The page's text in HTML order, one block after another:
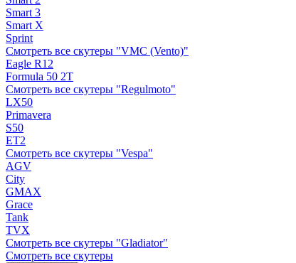
Smart 3
Smart X
Sprint
Смотреть все скутеры "VMC (Vento)"
Eagle R12
Formula 50 2Т
Смотреть все скутеры "Regulmoto"
LX50
Primavera
S50
ET2
Смотреть все скутеры "Vespa"
AGV
City
GMAX
Grace
Tank
TVX
Смотреть все скутеры "Gladiator"
Смотреть все скутеры